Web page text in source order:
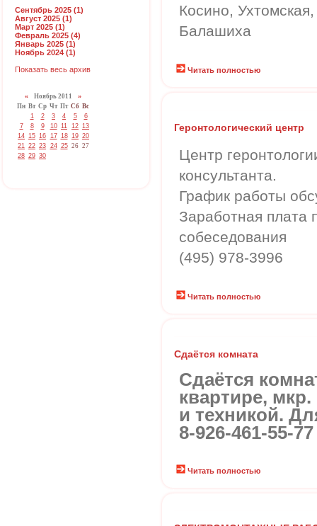
Сентябрь 2025 (1)
Август 2025 (1)
Март 2025 (1)
Февраль 2025 (4)
Январь 2025 (1)
Ноябрь 2024 (1)
Показать весь архив
« Ноябрь 2011 »
Пн Вт Ср Чт Пт Сб Вс
1
2 3 4 5
6
7
8 9 10 11 12 13
14 15 16 17 18 19 20
21 22 23 24 25 26 27
28 29 30
Косино,
Балашиха
Читать полностью
Геронтологический центр
Центр
консультанта.
График работы
Заработная плата
собеседования
(495) 978-3996
Читать полностью
Сдаётся комната
Сдаётся
квартире,
и техникой.
8-926-461-55-
Читать полностью